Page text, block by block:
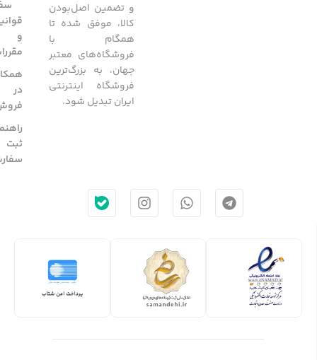
و تضمین اصل‌بودن
کالا، موفق شده تا
همگام با
فروشگاه‌های معتبر
جهان، به بزرگ‌ترین
فروشگاه اینترنتی
ایران تبدیل شود.
و
در
ثبت